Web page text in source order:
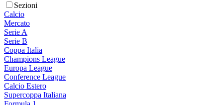
Sezioni
Calcio
Mercato
Serie A
Serie B
Coppa Italia
Champions League
Europa League
Conference League
Calcio Estero
Supercoppa Italiana